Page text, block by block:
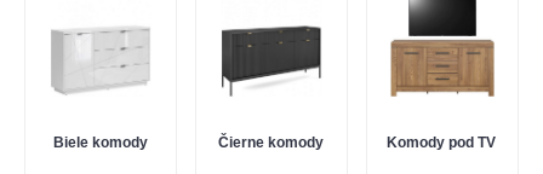
pre osobné poklady, máme pre Vás ideálne riešenie. A čo viac?
Našekomodysú dostupné v rôznych farbách a štýloch, takže si
určite vyberiete tú, ktorá bude harmonicky ladiť s Vašim
interiérom.
sofistikovanosť. A ak máte obmedzený priestor, našeúzke
Biele komody Čierne komody Komody pod TV